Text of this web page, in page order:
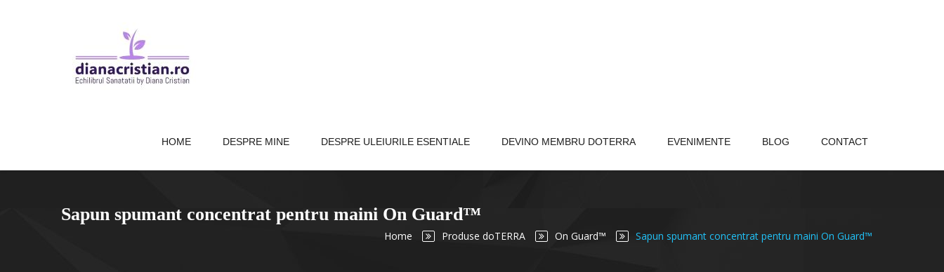
HOME DESPRE MINE DESPRE ULEIURILE ESENTIALE DEVINO MEMBRU DOTERRA EVENIMENTE BLOG CONTACT
Sapun spumant concentrat pentru maini On Guard™
Home Produse doTERRA On Guard™ Sapun spumant concentrat pentru maini On Guard™